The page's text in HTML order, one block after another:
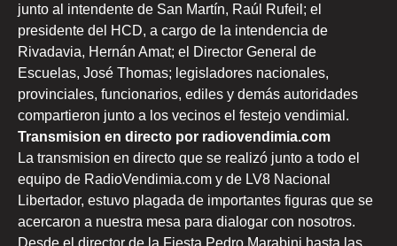
junto al intendente de San Martín, Raúl Rufeil; el
presidente del HCD, a cargo de la intendencia de
Rivadavia, Hernán Amat; el Director General de
Escuelas, José Thomas; legisladores nacionales,
provinciales, funcionarios, ediles y demás autoridades
compartieron junto a los vecinos el festejo vendimial.
Transmision en directo por radiovendimia.com
La transmision en directo que se realizó junto a todo el
equipo de RadioVendimia.com y de LV8 Nacional
Libertador, estuvo plagada de importantes figuras que se
acercaron a nuestra mesa para dialogar con nosotros.
Desde el director de la Fiesta Pedro Marabini hasta las